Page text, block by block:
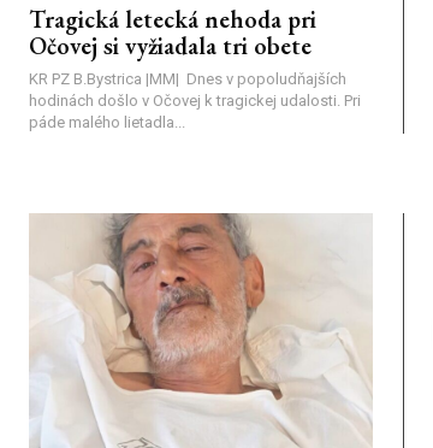
Tragická letecká nehoda pri
Očovej si vyžiadala tri obete
KR PZ B.Bystrica |MM| Dnes v popoludňajších
hodinách došlo v Očovej k tragickej udalosti. Pri
páde malého lietadla...